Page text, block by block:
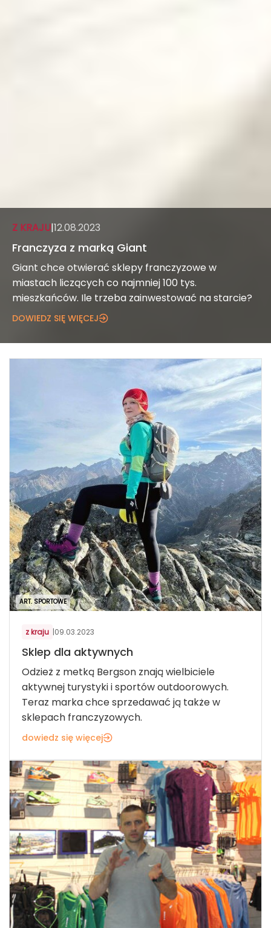
Z KRAJU|12.08.2023
Franczyza z marką Giant
Giant chce otwierać sklepy franczyzowe w
miastach liczących co najmniej 100 tys.
mieszkańców. Ile trzeba zainwestować na starcie?
DOWIEDZ SIĘ WIĘCEJ
ART. SPORTOWE
z kraju |09.03.2023
Sklep dla aktywnych
Odzież z metką Bergson znają wielbiciele
aktywnej turystyki i sportów outdoorowych.
Teraz marka chce sprzedawać ją także w
sklepach franczyzowych.
dowiedz się więcej